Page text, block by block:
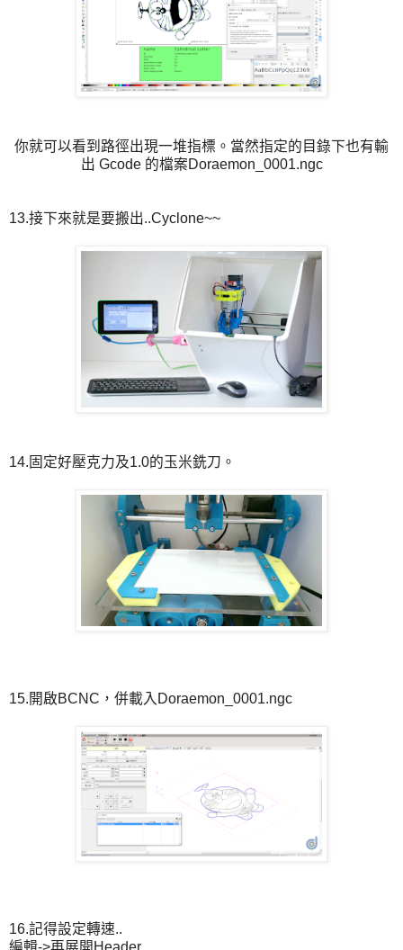
你就可以看到路徑出現一堆指標。當然指定的目錄下也有輸
出 Gcode 的檔案Doraemon_0001.ngc
13.接下來就是要搬出..Cyclone~~
14.固定好壓克力及1.0的玉米銑刀。
15.開啟BCNC，併載入Doraemon_0001.ngc
16.記得設定轉速..
編輯->再展開Header